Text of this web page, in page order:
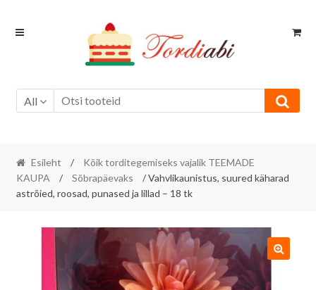
Skip
Skip
All
Esileht /
Kõik torditegemiseks vajalik TEEMADE
KAUPA
/ Sõbrapäevaks
/ Vahvlikaunistus, suured käharad
astrõied, roosad, punased ja lillad – 18 tk